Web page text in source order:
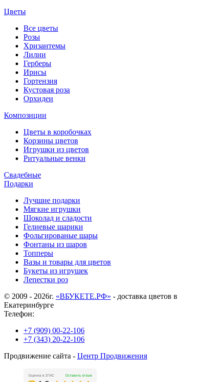
Цветы
Все цветы
Розы
Хризантемы
Лилии
Герберы
Ирисы
Гортензия
Кустовая роза
Орхидеи
Композиции
Цветы в коробочках
Корзины цветов
Игрушки из цветов
Ритуальные венки
Свадебные
Подарки
Лучшие подарки
Мягкие игрушки
Шоколад и сладости
Гелиевые шарики
Фольгированые шары
Фонтаны из шаров
Топперы
Вазы и товары для цветов
Букеты из игрушек
Лепестки роз
© 2009 - 2026г. «ВБУКЕТЕ.РФ» - доставка цветов в
Екатеринбурге
Телефон:
+7 (909) 00-22-106
+7 (343) 20-22-106
Продвижение сайта - Центр Продвижения